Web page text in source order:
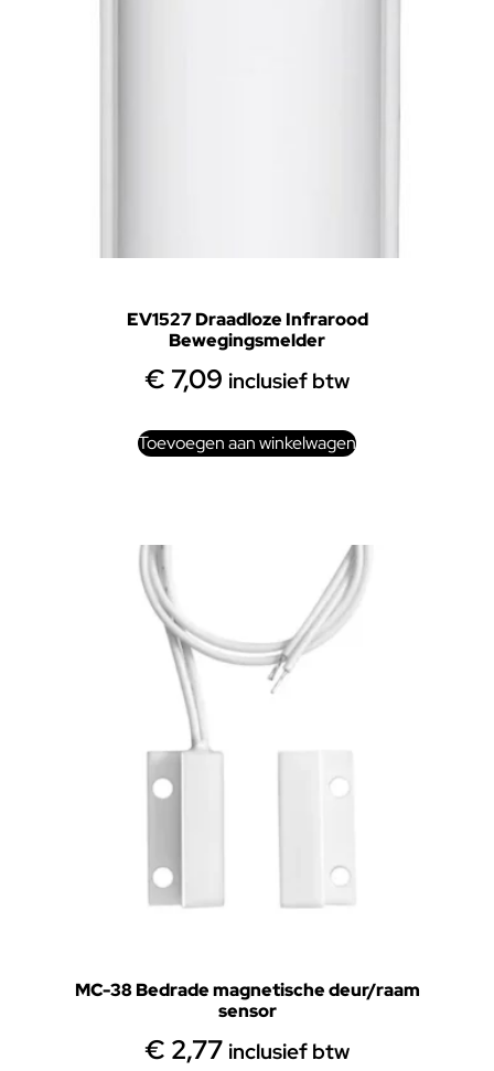
EV1527 Draadloze Infrarood
Bewegingsmelder
€ 7,09 inclusief btw
Toevoegen aan winkelwagen
MC-38 Bedrade magnetische deur/raam
sensor
€ 2,77 inclusief btw